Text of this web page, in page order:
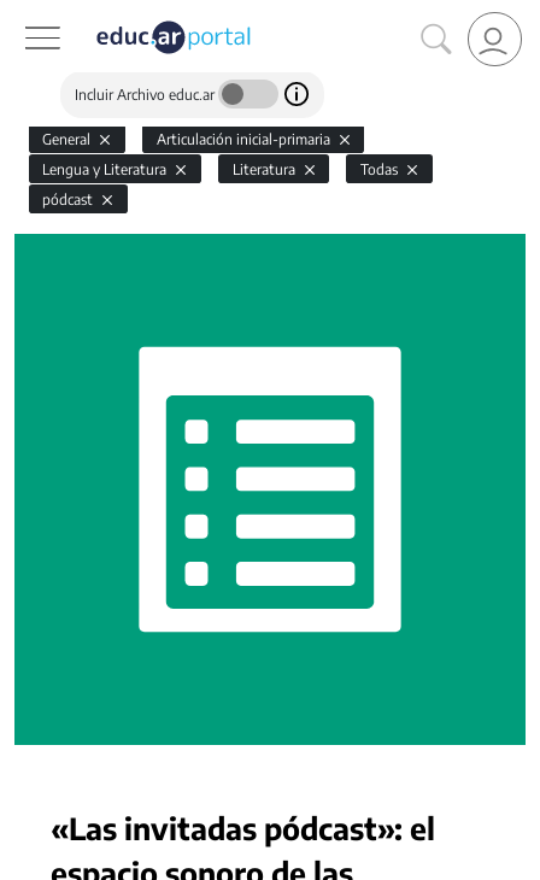
Incluir Archivo educ.ar
General
Articulación inicial-primaria
Lengua y Literatura
Literatura
Todas
pódcast
«Las invitadas pódcast»: el
espacio sonoro de las